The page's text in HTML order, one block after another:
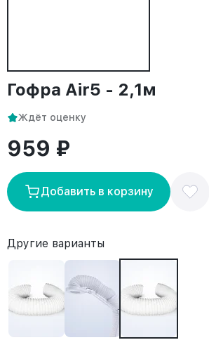
Гофра Air5 - 2,1м
Ждёт оценку
959 ₽
Добавить в корзину
Другие варианты